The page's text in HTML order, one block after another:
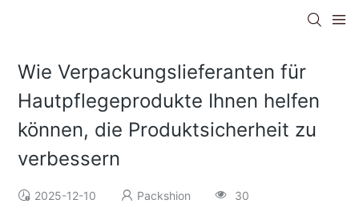
Wie Verpackungslieferanten für
Hautpflegeprodukte Ihnen helfen
können, die Produktsicherheit zu
verbessern
2025-12-10 Packshion 30